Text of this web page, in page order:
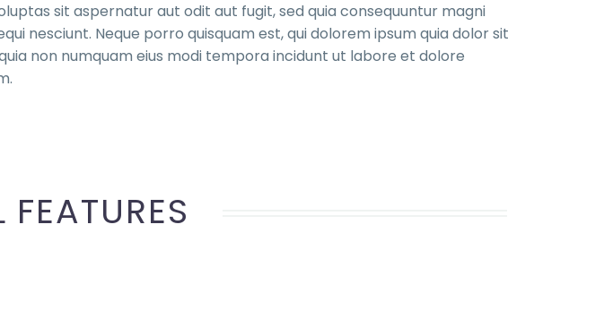
sit aspernatur aut odit aut fugit, sed quia consequuntur magni
nesciunt. Neque porro quisquam est, qui dolorem ipsum quia dolor sit
non numquam eius modi tempora incidunt ut labore et dolore